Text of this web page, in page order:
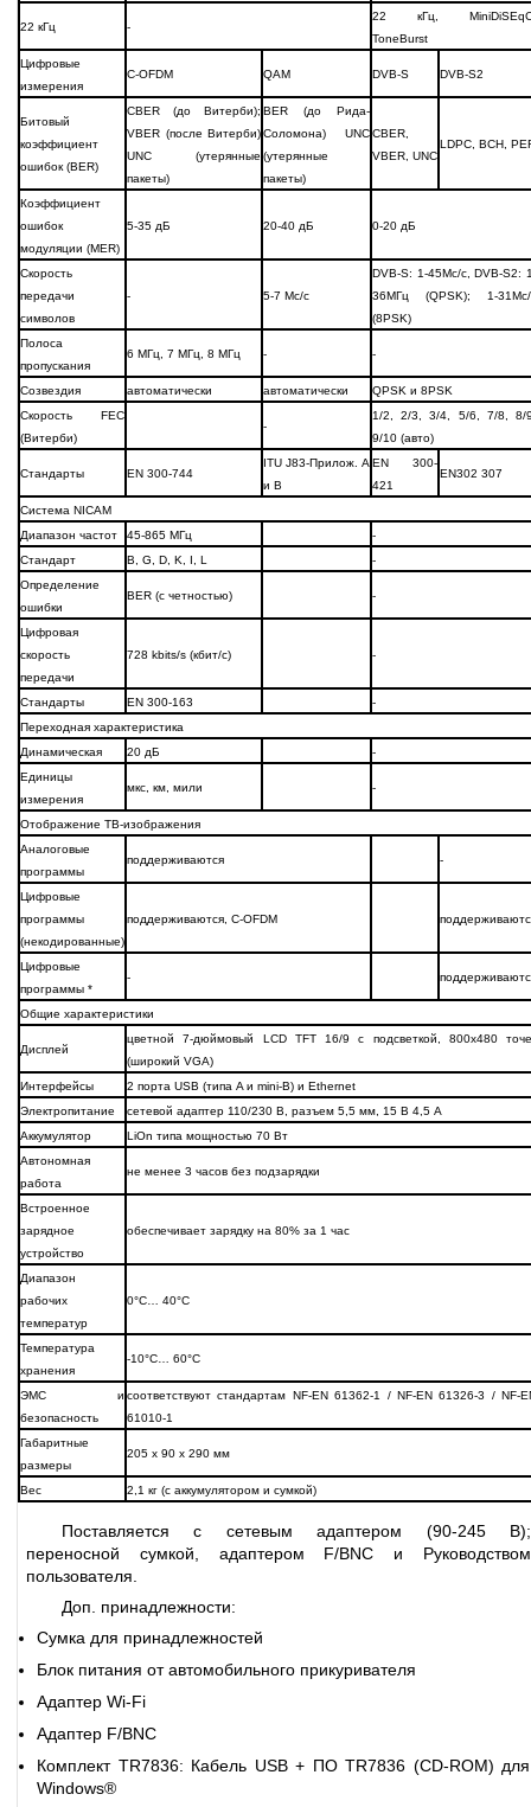
22 кГц -
22 кГц,
ToneBurst
Цифровые
измерения
C-OFDM QAM DVB-S DVB-S2
Битовый
коэффициент
ошибок (BER)
CBER (до Витерби);
VBER (после Витерби)
UNC (утерянные
пакеты)
BER (до Рида-
Соломона) UNC
(утерянные
пакеты)
CBER,
VBER, UNC
LDPC, BCH,
Коэффициент
ошибок
модуляции (MER)
5-35 дБ 20-40 дБ 0-20 дБ
Скорость
передачи
символов
- 5-7 Мс/с
DVB-S: 1-45Mс/с, DVB-S2:
36МГц (QPSK); 1-31Mс/
(8PSK)
Полоса
пропускания
6 МГц, 7 МГц, 8 МГц - -
Созвездия автоматически автоматически
QPSK и 8PSK
Скорость FEC
(Витерби)
-
1/2, 2/3, 3/4, 5/6, 7/8, 8/
9/10 (авто)
Стандарты EN 300-744
ITU J83-Прилож. A
и B
EN 300-
421
EN302 307
Система NICAM
Диапазон частот
45-865 МГц
-
Стандарт
B, G, D, K, I, L
-
Определение
ошибки
BER (с четностью) -
Цифровая
скорость
передачи
728 kbits/s (кбит/с) -
Стандарты EN 300-163
-
Переходная характеристика
Динамическая
20 дБ
-
Единицы
измерения
мкс, км, мили -
Отображение ТВ-изображения
Аналоговые
программы
поддерживаются -
Цифровые
программы
(некодированные)
поддерживаются, C-OFDM
Цифровые
программы *
-
Общие характеристики
Дисплей
цветной 7-дюймовый LCD TFT 16/9 с подсветкой, 800x480
(широкий VGA)
Интерфейсы
2 порта USB (типа A и mini-B) и Ethernet
Электропитание
сетевой адаптер 110/230 В, разъем 5,5 мм, 15 В 4,5 А
Аккумулятор
LiOn типа мощностью 70 Вт
Автономная
работа
не менее 3 часов без подзарядки
Встроенное
зарядное
устройство
обеспечивает зарядку на 80% за 1 час
Диапазон
рабочих
температур
0°C… 40°C
Температура
хранения
-10°C… 60°C
ЭМС и
безопасность
соответствуют стандартам NF-EN 61362-1 / NF-EN 61326-3 / NF-
61010-1
Габаритные
размеры
205 x 90 x 290 мм
Вес 2,1 кг (с аккумулятором и сумкой)
Поставляется с сетевым адаптером (90-245 В);
переносной сумкой, адаптером F/BNC и Руководством
пользователя.
Доп. принадлежности:
Сумка для принадлежностей
Блок питания от автомобильного прикуривателя
Адаптер Wi-Fi
Адаптер F/BNC
Комплект TR7836: Кабель USB + ПО TR7836 (CD-ROM) для
Windows®